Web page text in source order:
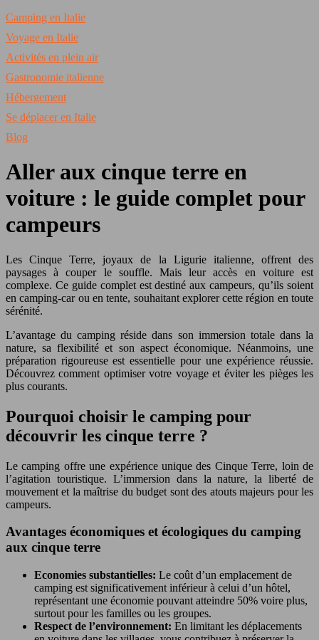
Camping en Italie
Voyage en Italie
Activités en plein air
Gastronomie italienne
Hébergement
Se déplacer en Italie
Blog
Aller aux cinque terre en
voiture : le guide complet pour
campeurs
Les Cinque Terre, joyaux de la Ligurie italienne, offrent des
paysages à couper le souffle. Mais leur accès en voiture est
complexe. Ce guide complet est destiné aux campeurs, qu’ils soient
en camping-car ou en tente, souhaitant explorer cette région en toute
sérénité.
L’avantage du camping réside dans son immersion totale dans la
nature, sa flexibilité et son aspect économique. Néanmoins, une
préparation rigoureuse est essentielle pour une expérience réussie.
Découvrez comment optimiser votre voyage et éviter les pièges les
plus courants.
Pourquoi choisir le camping pour
découvrir les cinque terre ?
Le camping offre une expérience unique des Cinque Terre, loin de
l’agitation touristique. L’immersion dans la nature, la liberté de
mouvement et la maîtrise du budget sont des atouts majeurs pour les
campeurs.
Avantages économiques et écologiques du camping
aux cinque terre
Economies substantielles: Le coût d’un emplacement de
camping est significativement inférieur à celui d’un hôtel,
représentant une économie pouvant atteindre 50% voire plus,
surtout pour les familles ou les groupes.
Respect de l’environnement: En limitant les déplacements